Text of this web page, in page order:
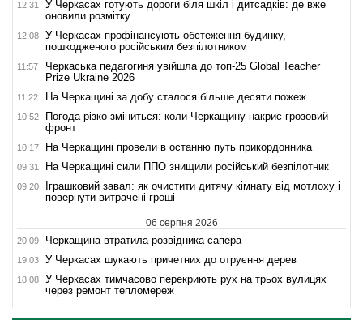
12:31
У Черкасах готують дороги біля шкіл і дитсадків: де вже
оновили розмітку
12:08
У Черкасах профінансують обстеження будинку,
пошкодженого російським безпілотником
11:57
Черкаська педагогиня увійшла до топ-25 Global Teacher
Prize Ukraine 2026
11:22 На Черкащині за добу сталося більше десяти пожеж
10:52
Погода різко зміниться: коли Черкащину накриє грозовий
фронт
10:17 На Черкащині провели в останню путь прикордонника
09:31 На Черкащині сили ППО знищили російський безпілотник
09:20
Іграшковий завал: як очистити дитячу кімнату від мотлоху і
повернути витрачені гроші
06 серпня 2026
20:09 Черкащина втратила розвідника-сапера
19:03 У Черкасах шукають причетних до отруєння дерев
18:08
У Черкасах тимчасово перекриють рух на трьох вулицях
через ремонт тепломереж